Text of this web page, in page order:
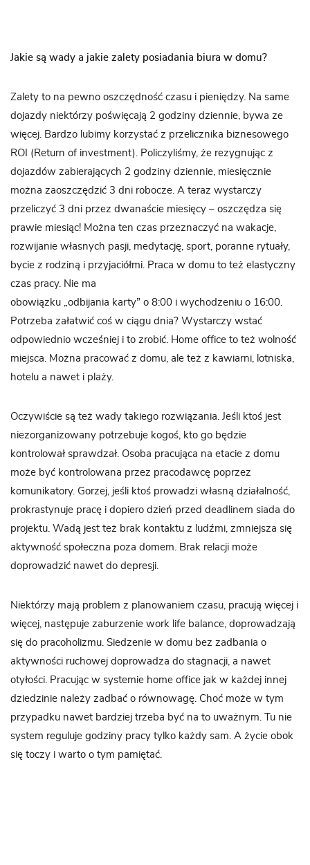
Jakie są wady a jakie zalety posiadania biura w domu?
Zalety to na pewno oszczędność czasu i pieniędzy. Na same
dojazdy niektórzy poświęcają 2 godziny dziennie, bywa ze
więcej. Bardzo lubimy korzystać z przelicznika biznesowego
ROI (Return of investment). Policzyliśmy, że rezygnując z
dojazdów zabierających 2 godziny dziennie, miesięcznie
można zaoszczędzić 3 dni robocze. A teraz wystarczy
przeliczyć 3 dni przez dwanaście miesięcy – oszczędza się
prawie miesiąc! Można ten czas przeznaczyć na wakacje,
rozwijanie własnych pasji, medytację, sport, poranne rytuały,
bycie z rodziną i przyjaciółmi. Praca w domu to też elastyczny
czas pracy. Nie ma
obowiązku „odbijania karty” o 8:00 i wychodzeniu o 16:00.
Potrzeba załatwić coś w ciągu dnia? Wystarczy wstać
odpowiednio wcześniej i to zrobić. Home office to też wolność
miejsca. Można pracować z domu, ale też z kawiarni, lotniska,
hotelu a nawet i plaży.
Oczywiście są też wady takiego rozwiązania. Jeśli ktoś jest
niezorganizowany potrzebuje kogoś, kto go będzie
kontrolował sprawdzał. Osoba pracująca na etacie z domu
może być kontrolowana przez pracodawcę poprzez
komunikatory. Gorzej, jeśli ktoś prowadzi własną działalność,
prokrastynuje pracę i dopiero dzień przed deadlinem siada do
projektu. Wadą jest też brak kontaktu z ludźmi, zmniejsza się
aktywność społeczna poza domem. Brak relacji może
doprowadzić nawet do depresji.
Niektórzy mają problem z planowaniem czasu, pracują więcej i
więcej, następuje zaburzenie work life balance, doprowadzają
się do pracoholizmu. Siedzenie w domu bez zadbania o
aktywności ruchowej doprowadza do stagnacji, a nawet
otyłości. Pracując w systemie home office jak w każdej innej
dziedzinie należy zadbać o równowagę. Choć może w tym
przypadku nawet bardziej trzeba być na to uważnym. Tu nie
system reguluje godziny pracy tylko każdy sam. A życie obok
się toczy i warto o tym pamiętać.